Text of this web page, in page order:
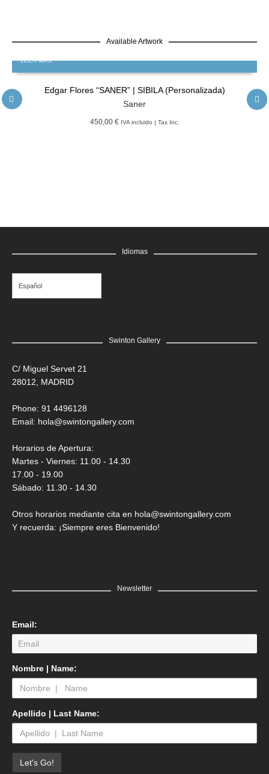
Available Artwork
LEER MÁS
Edgar Flores “SANER” | SIBILA (Personalizada)
Saner
450,00 € IVA incluido | Tax Inc.
GRATIS
LEER MÁS
Edgar Flores “SANER” | El rostro de todas las vidas
Idiomas
Español
Swinton Gallery
C/ Miguel Servet 21
28012, MADRID
Phone: 91 4496128
Email: hola@swintongallery.com
Horarios de Apertura:
Martes - Viernes: 11.00 - 14.30
17.00 - 19.00
Sábado: 11.30 - 14.30
Otros horarios mediante cita en hola@swintongallery.com
Y recuerda: ¡Siempre eres Bienvenido!
Newsletter
Email:
Nombre | Name:
Apellido | Last Name: